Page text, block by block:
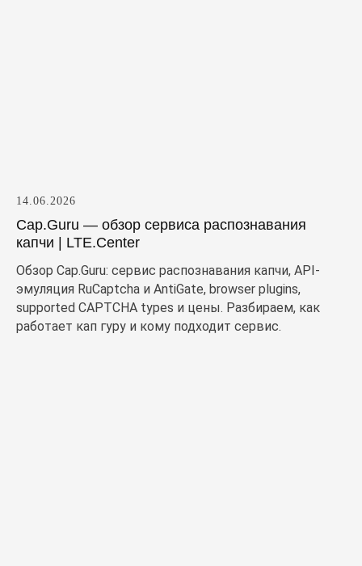
14.06.2026
Cap.Guru — обзор сервиса распознавания
капчи | LTE.Center
Обзор Cap.Guru: сервис распознавания капчи, API-
эмуляция RuCaptcha и AntiGate, browser plugins,
supported CAPTCHA types и цены. Разбираем, как
работает кап гуру и кому подходит сервис.